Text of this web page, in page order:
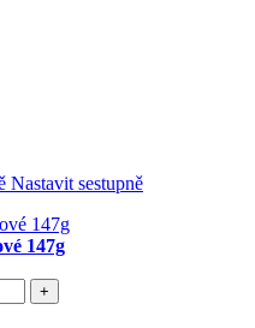
Nastavit sestupně
147g
+